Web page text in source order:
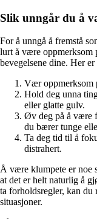
Slik unngår du å
For å unngå å fremstå
lurt å være oppmerksom
bevegelsene dine. Her
Vær oppmerksom
Hold deg unna
eller glatte gulv.
Øv deg på å være
du bærer tunge
Ta deg tid til å
distrahert.
Å være klumpete er noe
at det er helt naturlig å
ta forholdsregler, kan du
situasjoner.